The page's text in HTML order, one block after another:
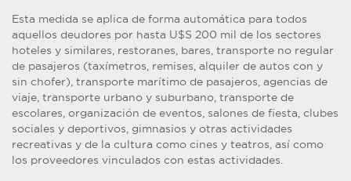
Esta medida se aplica de forma automática para todos
aquellos deudores por hasta U$S 200 mil de los sectores
hoteles y similares, restoranes, bares, transporte no regular
de pasajeros (taxímetros, remises, alquiler de autos con y
sin chofer), transporte marítimo de pasajeros, agencias de
viaje, transporte urbano y suburbano, transporte de
escolares, organización de eventos, salones de fiesta, clubes
sociales y deportivos, gimnasios y otras actividades
recreativas y de la cultura como cines y teatros, así como
los proveedores vinculados con estas actividades.